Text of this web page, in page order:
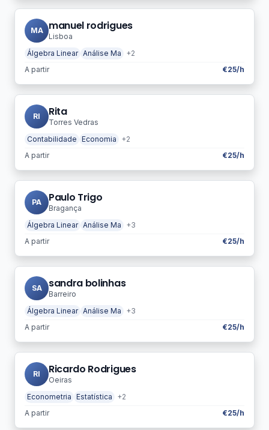
MA manuel rodrigues
Lisboa
Álgebra Linear Análise Ma
+2
A partir
€25/h
RI Rita
Torres Vedras
Contabilidade Economia
+2
A partir
€25/h
PA Paulo Trigo
Bragança
Álgebra Linear Análise Ma
+3
A partir
€25/h
SA sandra bolinhas
Barreiro
Álgebra Linear Análise Ma
+3
A partir
€25/h
RI Ricardo Rodrigues
Oeiras
Econometria Estatística
+2
A partir
€25/h